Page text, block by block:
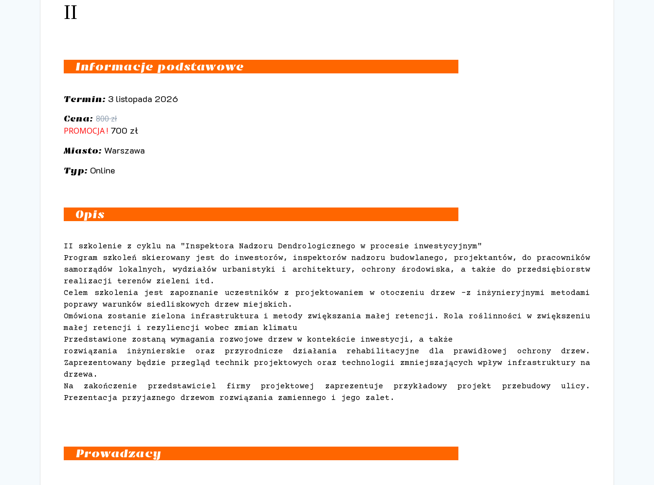
II
Informacje podstawowe
Termin: 3 listopada 2026
Cena:800 zł
PROMOCJA ! 700 zł
Miasto: Warszawa
Typ: Online
Opis
II szkolenie z cyklu na "Inspektora Nadzoru Dendrologicznego w procesie inwestycyjnym"
Program szkoleń skierowany jest do inwestorów, inspektorów nadzoru budowlanego, projektantów, do pracowników
samorządów lokalnych, wydziałów urbanistyki i architektury, ochrony środowiska, a także do przedsiębiorstw
realizacji terenów zieleni itd.
Celem szkolenia jest zapoznanie uczestników z projektowaniem w otoczeniu drzew –z inżynieryjnymi metodami
poprawy warunków siedliskowych drzew miejskich.
Omówiona zostanie zielona infrastruktura i metody zwiększania małej retencji. Rola roślinności w zwiększeniu
małej retencji i rezyliencji wobec zmian klimatu
Przedstawione zostaną wymagania rozwojowe drzew w kontekście inwestycji, a także
rozwiązania inżynierskie oraz przyrodnicze działania rehabilitacyjne dla prawidłowej ochrony drzew.
Zaprezentowany będzie przegląd technik projektowych oraz technologii zmniejszających wpływ infrastruktury na
drzewa.
Na zakończenie przedstawiciel firmy projektowej zaprezentuje przykładowy projekt przebudowy ulicy.
Prezentacja przyjaznego drzewom rozwiązania zamiennego i jego zalet.
Prowadzacy